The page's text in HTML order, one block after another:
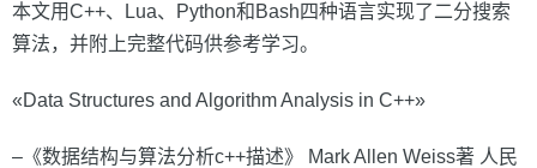
本文用C++、Lua、Python和Bash四种语言实现了二分搜索
算法，并附上完整代码供参考学习。
«Data Structures and Algorithm Analysis in C++»
–《数据结构与算法分析c++描述》 Mark Allen Weiss著 人民